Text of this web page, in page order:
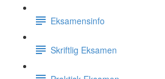
Eksamensinfo
Skriftlig Eksamen